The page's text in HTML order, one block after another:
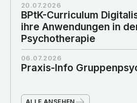
20.07.2026
BPtK-Curriculum
ihre Anwendungen in
Psychotherapie
06.07.2026
Praxis-Info